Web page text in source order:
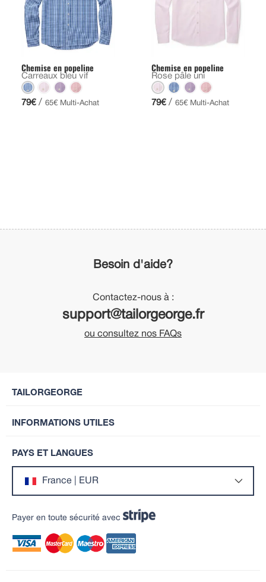
Chemise en popeline
Carreaux bleu vif
79€ / 65€ Multi-Achat
Chemise en popeline
Rose pâle uni
79€ / 65€ Multi-Achat
Besoin d'aide?
Contactez-nous à :
support@tailorgeorge.fr
ou consultez nos FAQs
TAILORGEORGE
INFORMATIONS UTILES
PAYS ET LANGUES
France | EUR
Payer en toute sécurité avec